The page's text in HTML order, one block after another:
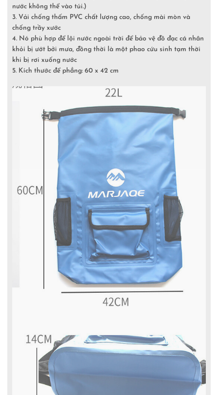
nước không thể vào túi.)
3. Vải chống thấm PVC chất lượng cao, chống mài mòn và
chống trầy xước
4. Nó phù hợp để lội nước ngoài trời để bảo vệ đồ đạc cá nhân
khỏi bị ướt bởi mưa, đồng thời là một phao cứu sinh tạm thời
khi bị rơi xuống nước
5. Kích thước để phẳng: 60 x 42 cm